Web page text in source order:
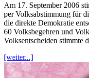
Am 17. September 2006
per Volksabstimmung für
die direkte Demokratie
60 Volksbegehren und
Volksentscheiden stimmte
[weiter...]